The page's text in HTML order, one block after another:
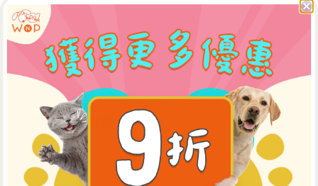
關於Churpi
毛孩父母還購買
喜
Churro